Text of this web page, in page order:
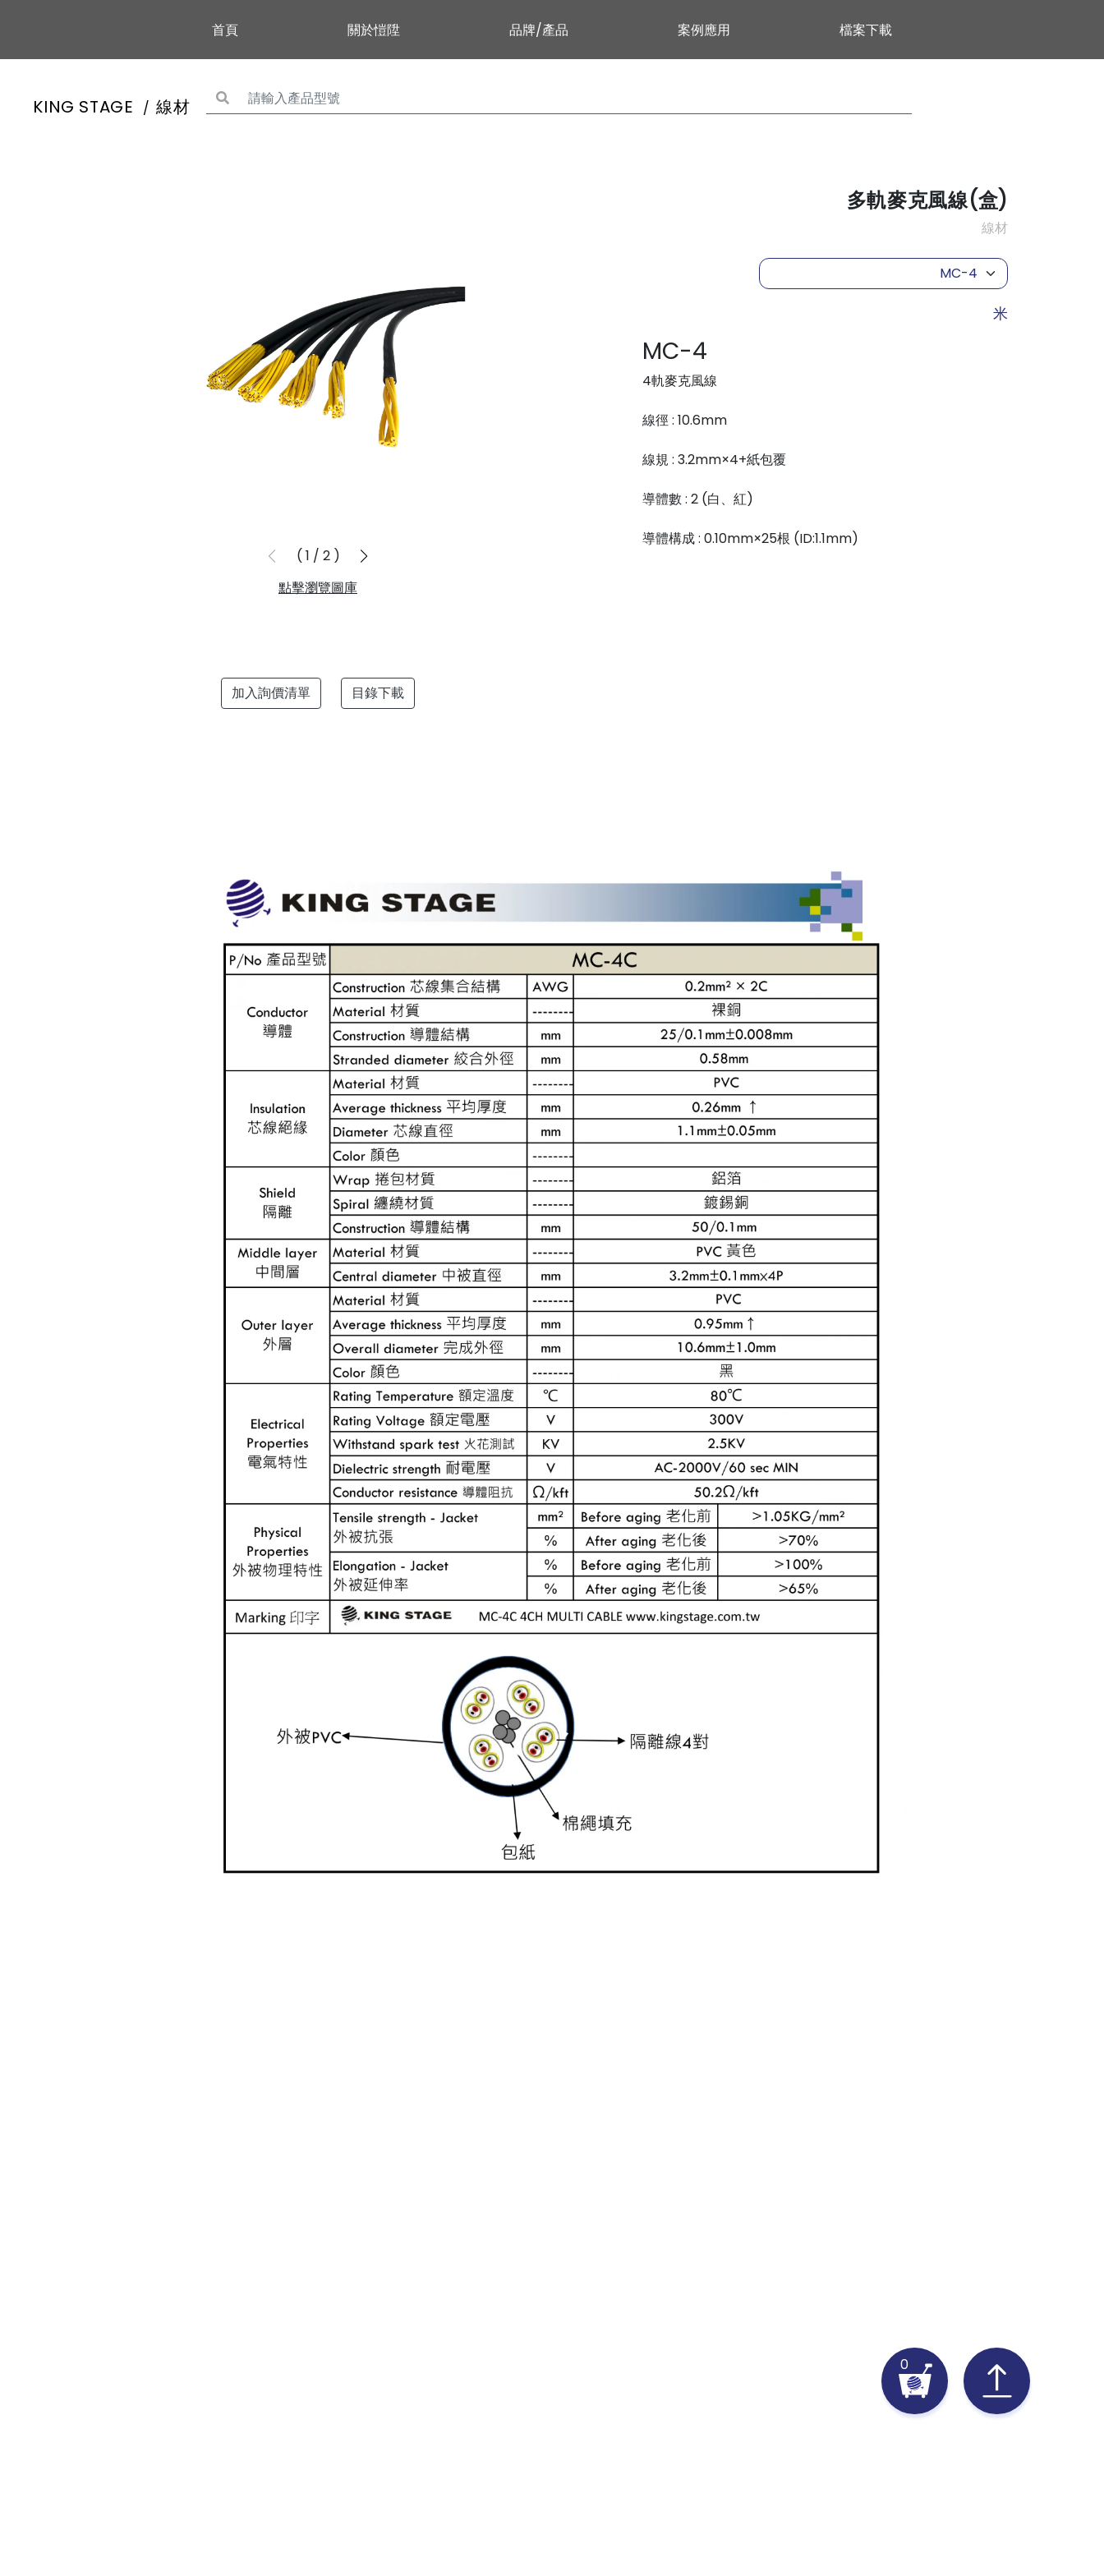
首頁 關於愷陞 品牌/產品 案例應用 檔案下載
KING STAGE 線材
1 / 2
點擊瀏覽圖庫
加入詢價清單 目錄下載
多軌麥克風線(盒)
線材
MC-4
米
MC-4
4軌麥克風線
線徑 : 10.6mm
線規 : 3.2mm×4+紙包覆
導體數 : 2 (白、紅)
導體構成 : 0.10mm×25根 (ID:1.1mm)
0